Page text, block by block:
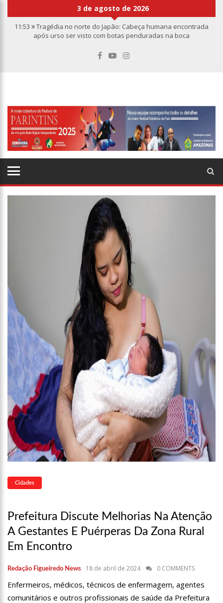
3 de agosto de 2026
11:53
Tragédia no norte do Japão: Cabeça humana encontrada
após urso ser visto com botas penduradas na boca
esquartejada em Manaus; relembre os fatos
10:32 Rússia destrói grandes depósitos de armas da OTAN na
Ucrânia
10:26
Estado Unidos estão furiosos com o retorno da Síria ao
mundo árabe e ameaçam aliados
10:11 Homem é executado a tiros dentro da própria residência em
10:00 Linha Direta exibe vídeo com o corpo do menino Henry Borel
Faustão deixa Band após 1 ano e meio na emissora
Padrasto é pego assinando OnlyFans de enteada: “Me via
fazendo sexo”
Vídeo de Zezé di Camargo desafinando viraliza e fãs
lamentam: “Luto”
Postos serão fiscalizados para garantir queda nos preços,
diz ministro
Campanha intensifica combate à violência sexual contra
crianças
11:10
Constituição e Lei Maria da Penha ganham tradução em
idioma indígena
11:04
Sine Manaus oferta 167 vagas de emprego nesta quinta-
feira, 18/5
10:49
Wilson Lima anuncia implantação de centro integrado para
atender crianças e adolescentes vítimas de violência
13:24 Dia Mundial da Hipertensão: SES-AM orienta sobre
prevenção e tratamento adequado da doença
13:19 Professores do AM entram em greve e cobram reajuste
salarial de 25%
13:14
Boi Caprichoso lança vídeos gravados pelos dançarinos da
Troup Caprichoso e Corpo de Dança Caprichoso (CDC)
13:07 Greve de ônibus é suspensa a pedido do prefeito de
Manaus
12:55 PIB do Japão registra crescimento pela primeira vez em 3
12:37 Agenor Tupinambá fala sobre namoro com Lucas: “Não
houve traição”
12:23 Influenciadora e ex são encontrados mortos em carro no
14:56 Vídeo: Reação de Ana Clara após não pegar buquê em
14:52 Procon-AM orienta população que Lei do Troco é válida e
deve ser respeitada
Cidades
Prefeitura Discute Melhorias Na Atenção
A Gestantes E Puérperas Da Zona Rural
Em Encontro
Redação Figueiredo News 18 de abril de 2024 0 COMMENTS
Enfermeiros, médicos, técnicos de enfermagem, agentes
comunitários e outros profissionais de saúde da Prefeitura